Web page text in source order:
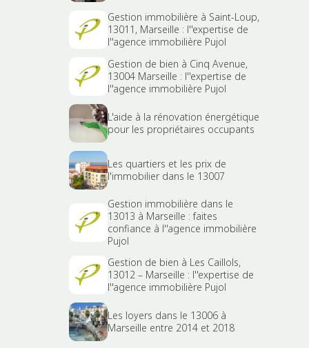
Gestion immobilière à Saint-Loup,
13011, Marseille : l''expertise de
l''agence immobilière Pujol
Gestion de bien à Cinq Avenue,
13004 Marseille : l''expertise de
l''agence immobilière Pujol
L'aide à la rénovation énergétique
pour les propriétaires occupants
Les quartiers et les prix de
l'immobilier dans le 13007
Gestion immobilière dans le
13013 à Marseille : faites
confiance à l''agence immobilière
Pujol
Gestion de bien à Les Caillols,
13012 – Marseille : l''expertise de
l''agence immobilière Pujol
Les loyers dans le 13006 à
Marseille entre 2014 et 2018